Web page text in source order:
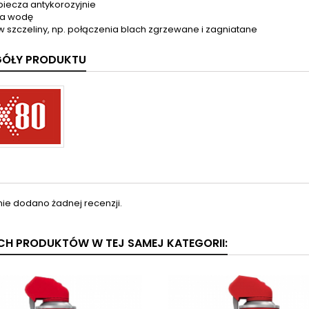
antykorozyjnie
wodę
szczeliny, np. połączenia blach zgrzewane i zagniatane
PRODUKTU
dodano żadnej recenzji.
PRODUKTÓW W TEJ SAMEJ KATEGORII: